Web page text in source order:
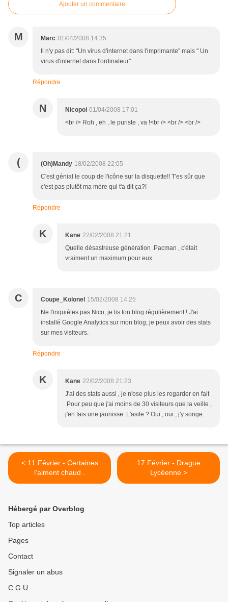
Ajouter un commentaire
M Marc 01/04/2008 14:35
Il n'y pas dit: "Un virus d'internet dans l'imprimante" mais " Un
virus d'internet dans l'ordinateur"
Répondre
N Nicopoi 01/04/2008 17:01
<br /> Roh , eh , le puriste , va !<br /> <br /> <br />
( (Oh)Mandy 18/02/2008 22:05
C'est génial le coup de l'icône sur la disquette!! T'es sûr que
c'est pas plutôt ma mère qui t'a dit ça?!
Répondre
K Kane 22/02/2008 21:21
Quelle désastreuse génération .Pacman , c'était
vraiment un maximum pour eux .
C Coupe_Kolonel 15/02/2008 14:25
Ne t'inquiètes pas Nico, je lis ton blog régulièrement ! J'ai
installé Google Analytics sur mon blog, je peux avoir des stats
sur mes visiteurs.
Répondre
K Kane 22/02/2008 21:23
J'ai des stats aussi , je n'ose plus les regarder en fait
.Pour peu que j'ai moins de 30 visiteurs que la veille ,
j'en fais une jaunisse .L'asile ? Oui , oui , j'y songe .
< 11 Février - Certaines
l'aiment chaud .
17 Février - Drague
Lycéenne >
Hébergé par Overblog
Top articles
Pages
Contact
Signaler un abus
C.G.U.